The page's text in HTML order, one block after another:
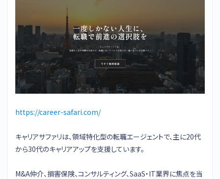
https://career-safari.com/
キャリアサファリは、領域特化型の転職エージェントで、主に20代
から30代のキャリアアップを支援しています。
M&A仲介、損害保険、コンサルティング、SaaS・IT業界に焦点を当